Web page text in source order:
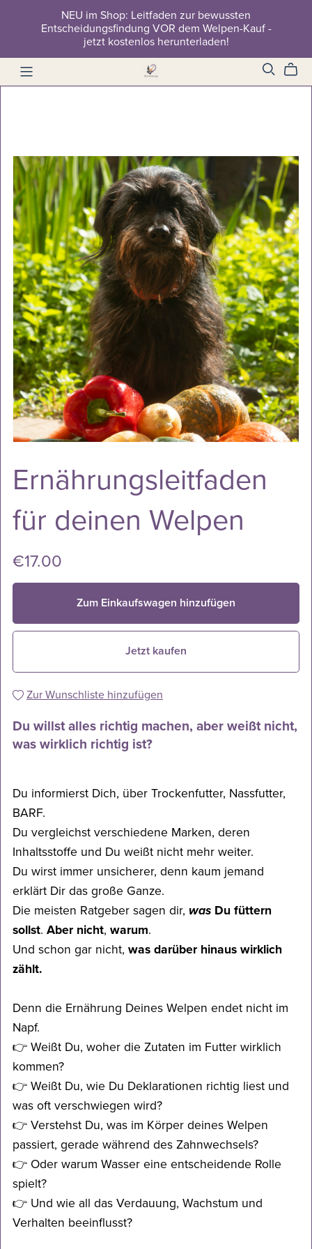
NEU im Shop: Leitfaden zur bewussten
Entscheidungsfindung VOR dem Welpen-Kauf -
jetzt kostenlos herunterladen!
Ernährungsleitfaden
für deinen Welpen
€17.00
Zum Einkaufswagen hinzufügen
Jetzt kaufen
Zur Wunschliste hinzufügen
Du willst alles richtig machen, aber weißt nicht,
was wirklich richtig ist?
Du informierst Dich, über Trockenfutter, Nassfutter,
BARF.
Du vergleichst verschiedene Marken, deren
Inhaltsstoffe und Du weißt nicht mehr weiter.
Du wirst immer unsicherer, denn kaum jemand
erklärt Dir das große Ganze.
Die meisten Ratgeber sagen dir, wasDu füttern
sollst. Aber nicht, warum.
Und schon gar nicht, was darüber hinaus wirklich
zählt.
Denn die Ernährung Deines Welpen endet nicht im
Napf.
👉 Weißt Du, woher die Zutaten im Futter wirklich
kommen?
👉 Weißt Du, wie Du Deklarationen richtig liest und
was oft verschwiegen wird?
👉 Verstehst Du, was im Körper deines Welpen
passiert, gerade während des Zahnwechsels?
👉 Oder warum Wasser eine entscheidende Rolle
spielt?
👉 Und wie all das Verdauung, Wachstum und
Verhalten beeinflusst?